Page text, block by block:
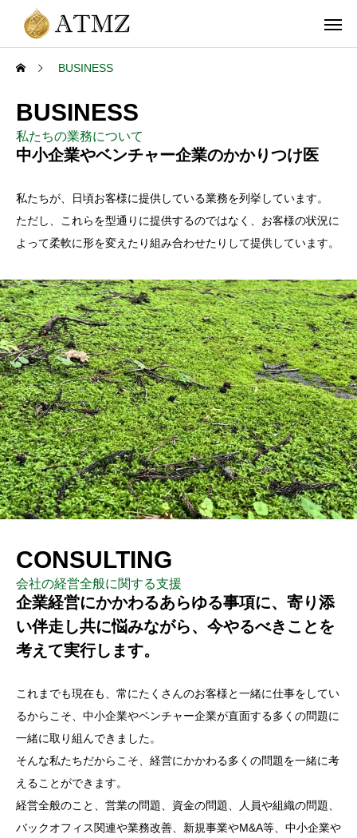
BUSINESS
BUSINESS
私たちの業務について
中小企業やベンチャー企業のかかりつけ医
私たちが、日頃お客様に提供している業務を列挙しています。
ただし、これらを型通りに提供するのではなく、お客様の状況に
よって柔軟に形を変えたり組み合わせたりして提供しています。
CONSULTING
会社の経営全般に関する支援
企業経営にかかわるあらゆる事項に、寄り添
い伴走し共に悩みながら、今やるべきことを
考えて実行します。
これまでも現在も、常にたくさんのお客様と一緒に仕事をしてい
るからこそ、中小企業やベンチャー企業が直面する多くの問題に
一緒に取り組んできました。
そんな私たちだからこそ、経営にかかわる多くの問題を一緒に考
えることができます。
経営全般のこと、営業の問題、資金の問題、人員や組織の問題、
バックオフィス関連や業務改善、新規事業やM&A等、中小企業や